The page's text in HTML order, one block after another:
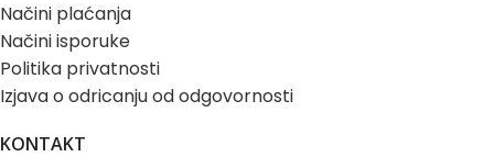
Načini plaćanja
Načini isporuke
Politika privatnosti
Izjava o odricanju od odgovornosti
KONTAKT